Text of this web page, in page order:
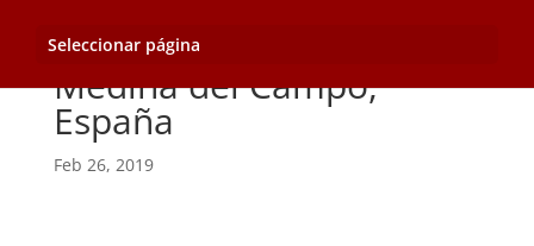
Seleccionar página
Medina del Campo,
España
Feb 26, 2019